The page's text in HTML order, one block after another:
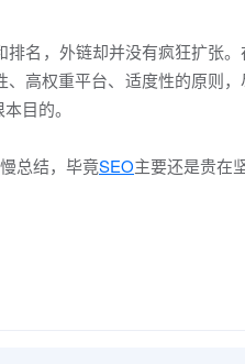
名，外链却并没有疯狂扩张
高权重平台、适度性的原则
目的。
总结，毕竟SEO主要还是贵在